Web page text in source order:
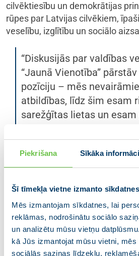
Piekrišana Sīkāka
Šī tīmekļa vietne izmanto sīkdatnes
Mēs izmantojam sīkdatnes, lai
reklāmas, nodrošinātu sociālo
un analizētu mūsu vietņu
kā Jūs izmantojat mūsu vietni,
sociālās saziņas līdzekļu,
cilvēktiesību un demokrātijas
rūpes par Latvijas cilvēkiem,
veselību, izglītību un sociālo
“Diskusijās par valdības
“Jaunā Vienotība”
pozīciju – mēs
atbildības, līdz šim esam
sarežģītas lietas un
valdību, kas strādā valsts
nodrošina rezultātu.
turpina darbu pie
satura kopā ar
valdības darāmo darbu
drošības prioritātēm,
eiroatlantiskā kursa
tiktu turpināti jau iesāktie